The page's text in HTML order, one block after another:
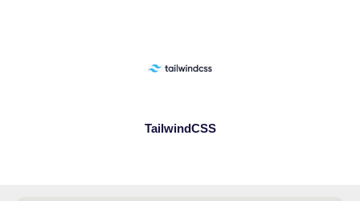
TailwindCSS